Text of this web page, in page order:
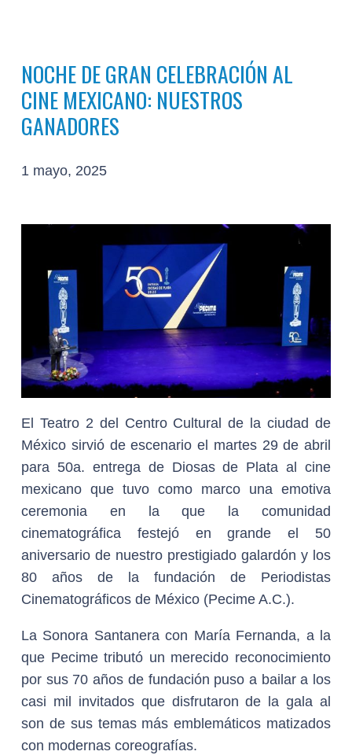
NOCHE DE GRAN CELEBRACIÓN AL
CINE MEXICANO: NUESTROS
GANADORES
1 mayo, 2025
El Teatro 2 del Centro Cultural de la ciudad de
México sirvió de escenario el martes 29 de abril
para 50a. entrega de Diosas de Plata al cine
mexicano que tuvo como marco una emotiva
ceremonia en la que
la comunidad
cinematográfica festejó en grande el 50
aniversario de nuestro prestigiado galardón y los
80 años de la fundación de Periodistas
Cinematográficos de México (Pecime A.C.).
La Sonora Santanera con María Fernanda, a la
que Pecime tributó un merecido reconocimiento
por sus 70 años de fundación puso a bailar a los
casi mil invitados que disfrutaron de la gala al
son de sus temas más emblemáticos matizados
con modernas coreografías.